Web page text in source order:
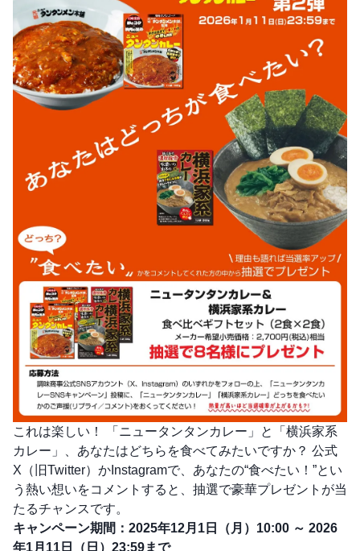
これは楽しい！ 「ニュータンタンカレー」と「横浜家系
カレー」、あなたはどちらを食べてみたいですか？ 公式
X（旧Twitter）かInstagramで、あなたの“食べたい！”とい
う熱い想いをコメントすると、抽選で豪華プレゼントが当
たるチャンスです。
キャンペーン期間：2025年12月1日（月）10:00 ～ 2026
年1月11日（日）23:59まで